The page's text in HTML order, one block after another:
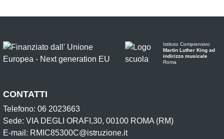
Istituto Comprensivo
Martin Luther King ad
indirizzo musicale
Roma
CONTATTI
Telefono: 06 2023663
Sede: VIA DEGLI ORAFI,30, 00100 ROMA (RM)
E-mail: RMIC85300C@istruzione.it